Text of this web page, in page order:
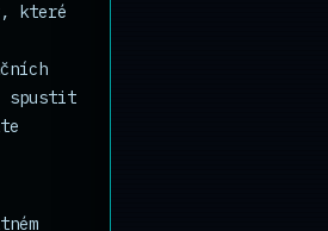
které
spustit